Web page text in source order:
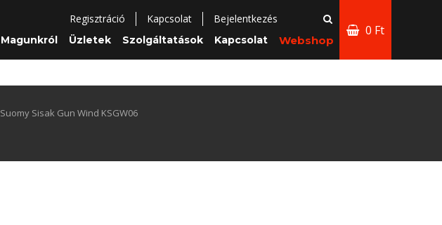
Regisztráció Kapcsolat Bejelentkezés
Magunkról Üzletek Szolgáltatások Kapcsolat Webshop
0 Ft
Suomy Sisak Gun Wind KSGW06